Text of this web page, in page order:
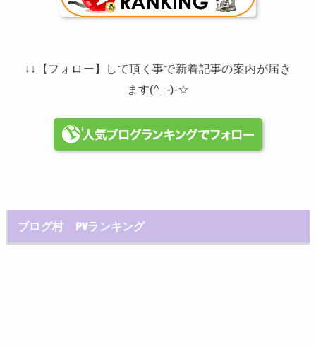
↓↓【フォロー】して頂く事で新着記事の案内が届き
ます(^_-)-☆
ブログ村 PVランキング